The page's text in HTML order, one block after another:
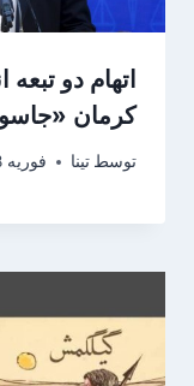
اتهام دو
کرمان
توسط تینا فوریه 18, 2025